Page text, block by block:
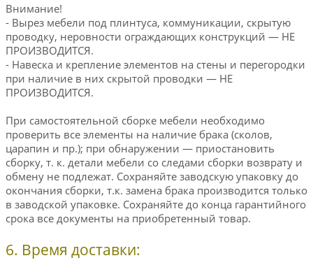
Внимание!
- Вырез мебели под плинтуса, коммуникации, скрытую
проводку, неровности ограждающих конструкций — НЕ
ПРОИЗВОДИТСЯ.
- Навеска и крепление элементов на стены и перегородки
при наличие в них скрытой проводки — НЕ
ПРОИЗВОДИТСЯ.
При самостоятельной сборке мебели необходимо
проверить все элементы на наличие брака (сколов,
царапин и пр.); при обнаружении — приостановить
сборку, т. к. детали мебели со следами сборки возврату и
обмену не подлежат. Сохраняйте заводскую упаковку до
окончания сборки, т.к. замена брака производится только
в заводской упаковке. Сохраняйте до конца гарантийного
срока все документы на приобретенный товар.
6. Время доставки: